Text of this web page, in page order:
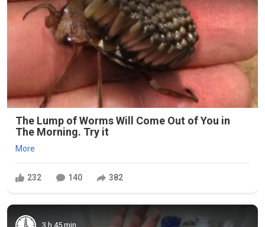
The Lump of Worms Will Come Out of You in
The Morning. Try it
More
232 140 382
3 h 45 min